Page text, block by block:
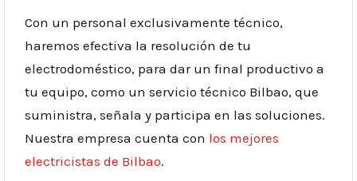
Con un personal exclusivamente técnico,
haremos efectiva la resolución de tu
electrodoméstico, para dar un final productivo a
tu equipo, como un servicio técnico Bilbao, que
suministra, señala y participa en las soluciones.
Nuestra empresa cuenta con los mejores
electricistas de Bilbao.